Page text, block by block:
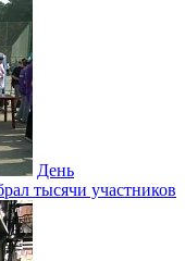
День
тысячи участников